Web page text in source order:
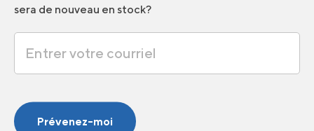
sera de nouveau en stock?
Prévenez-moi